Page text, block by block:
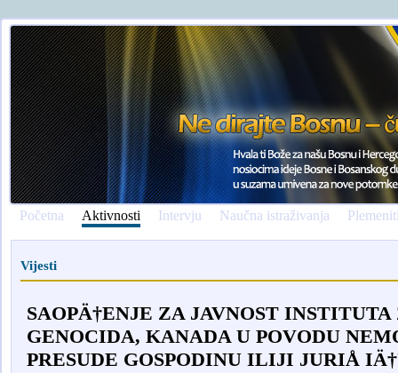
Početna Aktivnosti Intervju Naučna istraživanja
Vijesti
SAOPÄ†ENJE ZA JAVNOST
GENOCIDA, KANADA U POVODU
PRESUDE GOSPODINU ILIJI JURIÅ